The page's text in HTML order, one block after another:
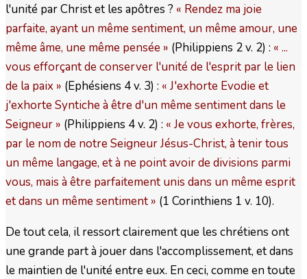
l'unité par Christ et les apôtres ? « Rendez ma joie
parfaite, ayant un même sentiment, un même amour, une
même âme, une même pensée » (Philippiens 2 v. 2) : « ...
vous efforçant de conserver l'unité de l'esprit par le lien
de la paix » (Ephésiens 4 v. 3) : « J'exhorte Evodie et
j'exhorte Syntiche à être d'un même sentiment dans le
Seigneur » (Philippiens 4 v. 2) : « Je vous exhorte, frères,
par le nom de notre Seigneur Jésus-Christ, à tenir tous
un même langage, et à ne point avoir de divisions parmi
vous, mais à être parfaitement unis dans un même esprit
et dans un même sentiment » (1 Corinthiens 1 v. 10).
De tout cela, il ressort clairement que les chrétiens ont
une grande part à jouer dans l'accomplissement, et dans
le maintien de l'unité entre eux. En ceci, comme en toute